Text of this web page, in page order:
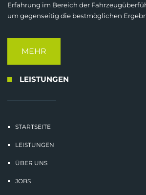
Erfahrung im Bereich der
um gegenseitig die bestmöglichen
MEHR
LEISTUNGEN
STARTSEITE
LEISTUNGEN
ÜBER UNS
JOBS